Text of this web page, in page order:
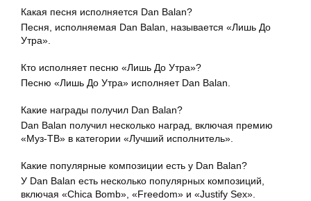
Какая песня исполняется Dan Balan?
Песня, исполняемая Dan Balan, называется «Лишь До
Утра».
Кто исполняет песню «Лишь До Утра»?
Песню «Лишь До Утра» исполняет Dan Balan.
Какие награды получил Dan Balan?
Dan Balan получил несколько наград, включая премию
«Муз-ТВ» в категории «Лучший исполнитель».
Какие популярные композиции есть у Dan Balan?
У Dan Balan есть несколько популярных композиций,
включая «Chica Bomb», «Freedom» и «Justify Sex».